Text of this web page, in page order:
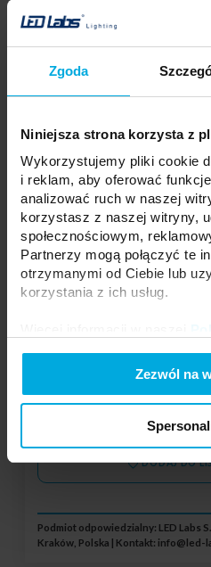
Zgoda
Niniejsza strona korzysta z
Wykorzystujemy pliki cookie
i reklam, aby oferować
analizować ruch w naszej
korzystasz z naszej witryny,
społecznościowym,
Partnerzy mogą połączyć te
otrzymanymi od Ciebie lub
korzystania z ich usług.
Zezwól na
Skontaktuj się z Twoim
DODAJ DO
Podmiot odpowiedzialny: LED Labs
Kraków, Polska | Kontakt: info@led-
LUMINES ELYSIUM
34-0001-31
Skontaktuj się z Twoim
lokalnym dystrybutorem
DODAJ DO
Podmiot odpowiedzialny: LED Labs
Kraków, Polska | Kontakt: info@led-